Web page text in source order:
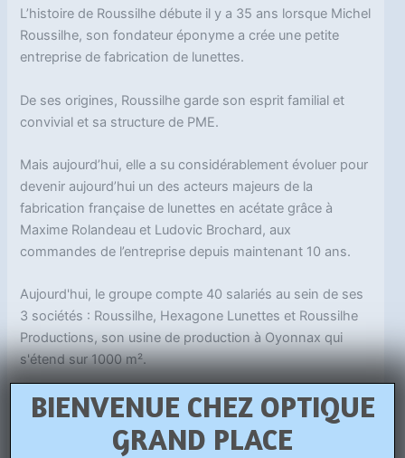
L’histoire de Roussilhe débute il y a 35 ans lorsque Michel
Roussilhe, son fondateur éponyme a crée une petite
entreprise de fabrication de lunettes.
De ses origines, Roussilhe garde son esprit familial et
convivial et sa structure de PME.
Mais aujourd’hui, elle a su considérablement évoluer pour
devenir aujourd’hui un des acteurs majeurs de la
fabrication française de lunettes en acétate grâce à
Maxime Rolandeau et Ludovic Brochard, aux
commandes de l’entreprise depuis maintenant 10 ans.
Aujourd'hui, le groupe compte 40 salariés au sein de ses
3 sociétés : Roussilhe, Hexagone Lunettes et Roussilhe
Productions, son usine de production à Oyonnax qui
s'étend sur 1000 m².
Roussilhe, un savoir-faire à la française
Faire de la fabrication française un vrai cheval de bataille,
c'est le challenge que s'est fixé Roussilhe depuis 35
BIENVENUE CHEZ OPTIQUE
GRAND PLACE